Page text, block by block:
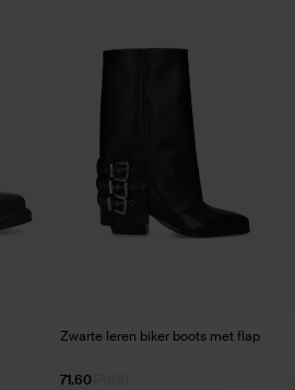
Zwarte leren biker boots met flap
71.60